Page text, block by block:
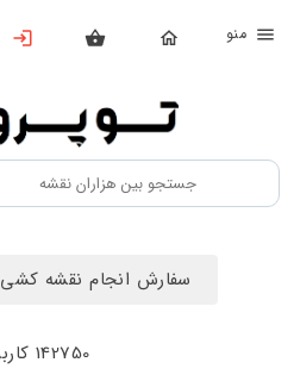
بستن
محصولات
تهیه
اشتراک
سفارش انجام نقشه کشی 09170547167
142750 کاربر